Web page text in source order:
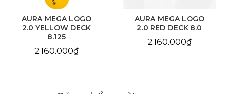
AURA MEGA LOGO
2.0 RED DECK 8.0
2.160.000₫
AURA CHAIN EYE
LOVE SKY BLUE DECK
8.125